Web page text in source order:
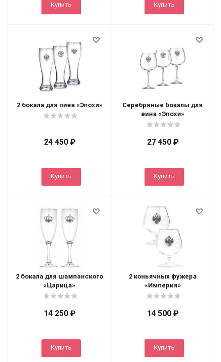
Купить Купить
2 бокала для пива «Эпохи»
24 450₽
Купить
Серебряные бокалы для
вина «Эпохи»
27 450₽
Купить
2 бокала для шампанского
«Царица»
14 250₽
Купить
2 коньячных фужера
«Империя»
14 500₽
Купить